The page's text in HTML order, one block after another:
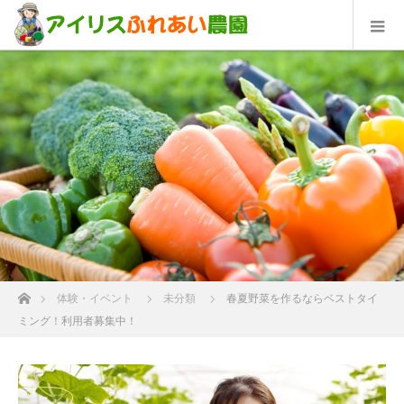
ホーム体験・イベント 未分類
春夏野菜を作るならベストタイ
ミング！利用者募集中！